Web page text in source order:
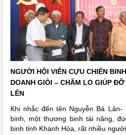
NGƯỜI HỘI VIÊN CỰU CHIẾN
DOANH GIỎI – CHĂM LO GIÚP
LÊN
Khi nhắc đến tên Nguyễn Bá
binh, một thương binh tài năng,
binh tỉnh Khánh Hòa, rất nhiều